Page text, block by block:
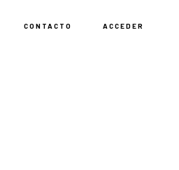
CONTACTO ACCEDER